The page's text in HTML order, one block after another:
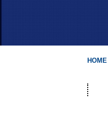
HOME